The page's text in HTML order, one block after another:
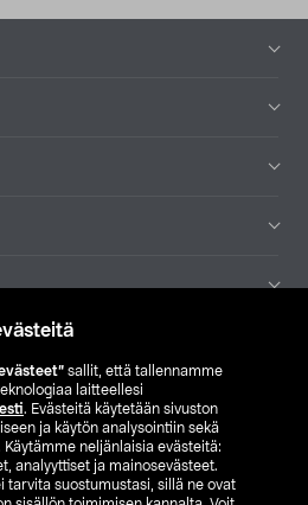
sallit, että tallennamme
laitteellesi
. Evästeitä käytetään sivuston
ja käytön analysointiin sekä
neljänlaisia evästeitä:
analyyttiset ja mainosevästeet.
tarvita suostumustasi, sillä ne ovat
Etsi myymälä
NO FI
FI SV